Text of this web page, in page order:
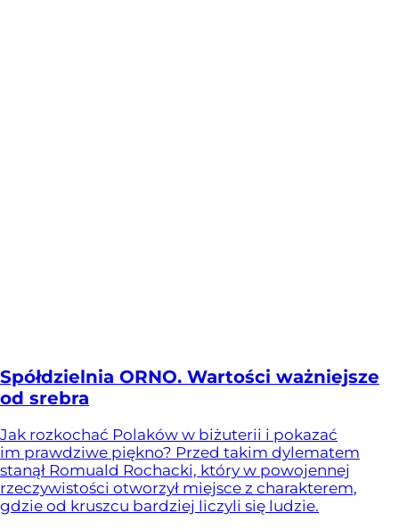
Spółdzielnia ORNO. Wartości ważniejsze
od srebra
Jak rozkochać Polaków w biżuterii i pokazać
im prawdziwe piękno? Przed takim dylematem
stanął Romuald Rochacki, który w powojennej
rzeczywistości otworzył miejsce z charakterem,
gdzie od kruszcu bardziej liczyli się ludzie.